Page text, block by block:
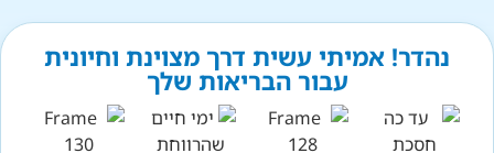
נהדר! אמיתי עשית דרך מצוינת וחיונית
עבור הבריאות שלך